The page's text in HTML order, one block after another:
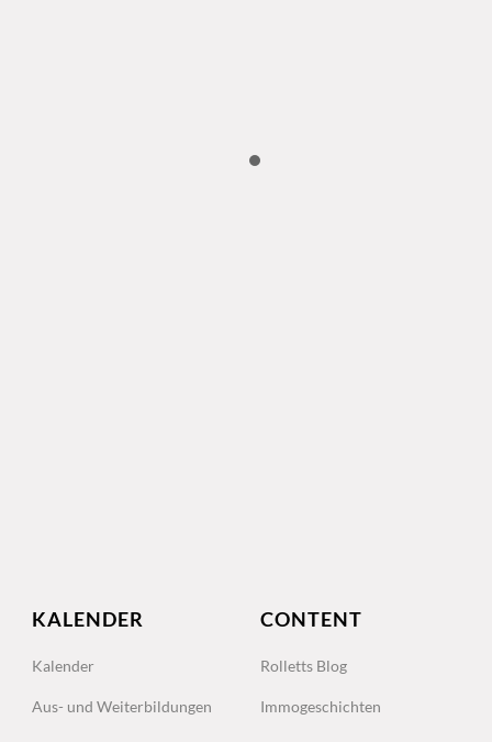
KALENDER
Kalender
Aus- und Weiterbildungen
CONTENT
Rolletts Blog
Immogeschichten